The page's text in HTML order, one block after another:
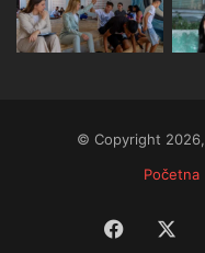
© Copyright
Početna